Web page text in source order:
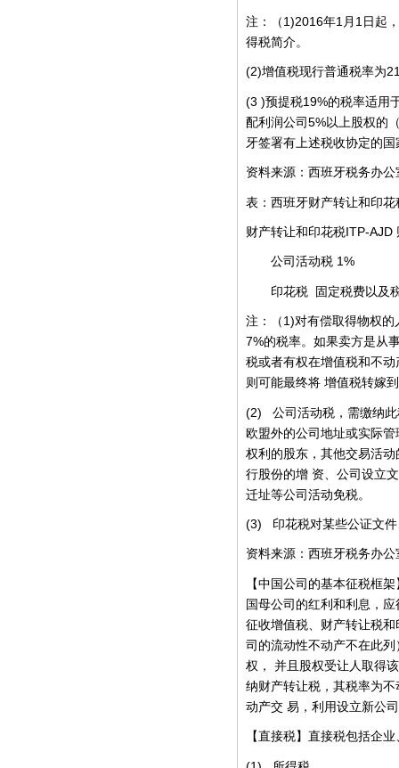
注：（ 1)2016年1 月 1 日起
得税简介。
(2)增值税现行普通税率为
(3 )预提税19%的税率适用
配利润公司 5%以上股权的
牙签署有上述税收协定的国
资料来源：西班牙税务办公
表：西班牙财产转让和印花
财产转让和印花税ITP-AJD
公司活动税 1%
印花税 固定税费以及
注：（ 1)对有偿取得物权的
7%的税率。如果卖方是从
税或者有权在增值税和不动
则可能最终将 增值税转嫁
(2)
公司活动税，需缴纳
欧盟外的公司地址或实际
权利的股东，其他交易活动
行股份的增 资、公司设立
迁址等公司活动免税。
(3) 印花税对某些公证文
资料来源：西班牙税务办公
【中国公司的基本征税框
国母公司的红利和利息，应
征收增值税、财产转让税
司的流动性不动产不在此列
权，
并且股权受让人取得
纳财产转让税，其税率为
动产交 易，利用设立新公
【直接税】直接税包括企